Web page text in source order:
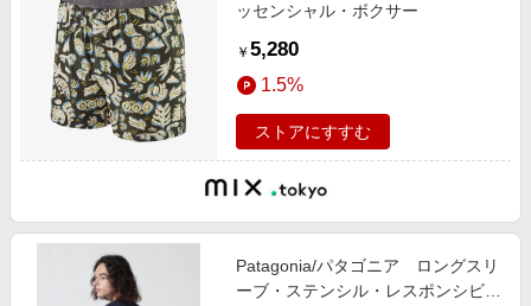
ッセンシャル・ボクサー
￥ 5,280
1.5%
ストアにすすむ
Patagonia/パタゴニア ロングスリ
ーブ・ステンシル・レスポンシビリ